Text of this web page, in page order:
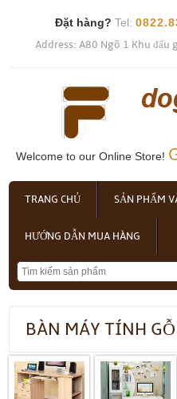
Đặt hàng? Tel:
Address: A80 Ngõ 1 Khu đấu
Welcome to our Online Store!
TRANG CHỦ SẢN PHẨM
HƯỚNG DẪN MUA HÀNG
BÀN MÁY TÍNH GỖ